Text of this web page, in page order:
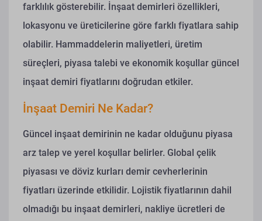
farklılık gösterebilir. İnşaat demirleri özellikleri,
lokasyonu ve üreticilerine göre farklı fiyatlara sahip
olabilir. Hammaddelerin maliyetleri, üretim
süreçleri, piyasa talebi ve ekonomik koşullar güncel
inşaat demiri fiyatlarını doğrudan etkiler.
İnşaat Demiri Ne Kadar?
Güncel inşaat demirinin ne kadar olduğunu piyasa
arz talep ve yerel koşullar belirler. Global çelik
piyasası ve döviz kurları demir cevherlerinin
fiyatları üzerinde etkilidir. Lojistik fiyatlarının dahil
olmadığı bu inşaat demirleri, nakliye ücretleri de